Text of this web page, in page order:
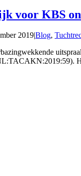
voor KBS
2019|Blog,